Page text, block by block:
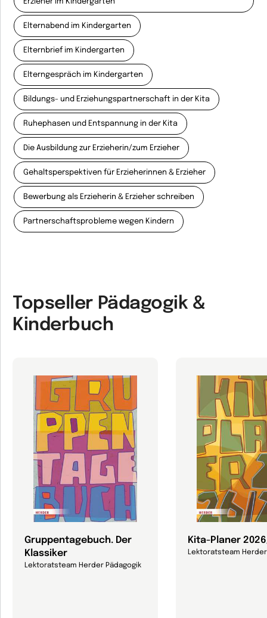
Elternabend im Kindergarten
Elternbrief im Kindergarten
Elterngespräch im Kindergarten
Bildungs- und Erziehungspartnerschaft in der Kita
Ruhephasen und Entspannung in der Kita
Die Ausbildung zur Erzieherin/zum Erzieher
Gehaltsperspektiven für Erzieherinnen & Erzieher
Bewerbung als Erzieherin & Erzieher schreiben
Partnerschaftsprobleme wegen Kindern
Topseller Pädagogik &
Kinderbuch
Gruppentagebuch. Der
Klassiker
Lektoratsteam Herder Pädagogik
Kita-Planer
Lektoratsteam Herder